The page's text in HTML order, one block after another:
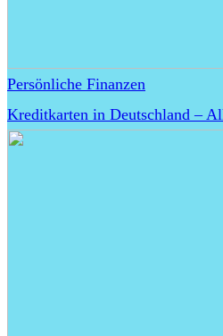
Persönliche Finanzen
Kreditkarten in Deutschland –